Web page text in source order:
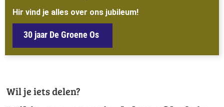
Hir vind je alles over ons jubileum!
30 jaar De Groene Os
Wil je iets delen?